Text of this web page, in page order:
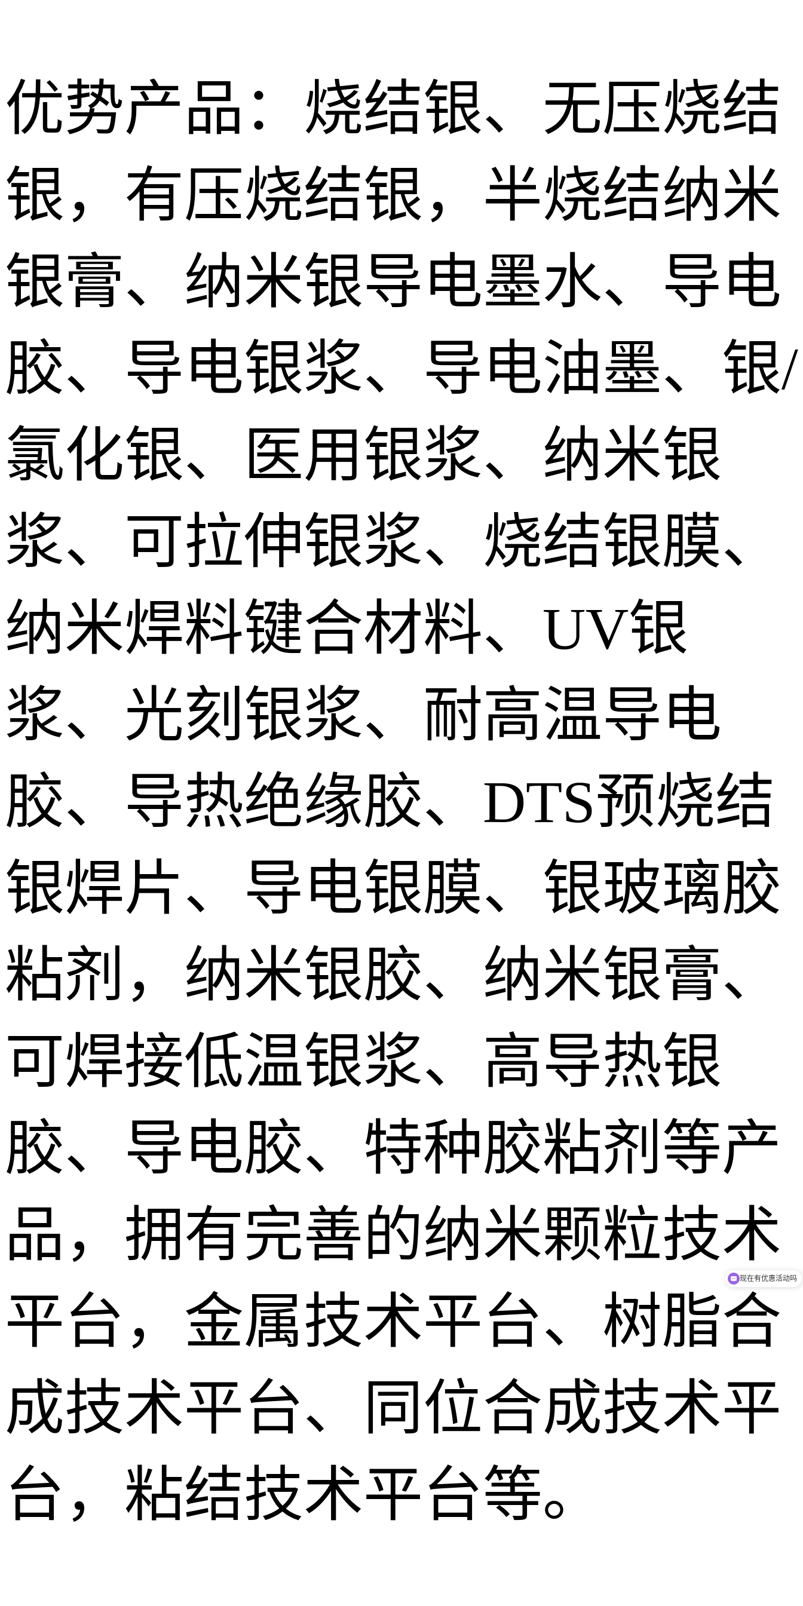
优势产品：烧结银、无压烧结
银，有压烧结银，半烧结纳米
银膏、纳米银导电墨水、导电
胶、导电银浆、导电油墨、银/
氯化银、医用银浆、纳米银
浆、可拉伸银浆、烧结银膜、
纳米焊料键合材料、UV银
浆、光刻银浆、耐高温导电
胶、导热绝缘胶、DTS预烧结
银焊片、导电银膜、银玻璃胶
粘剂，纳米银胶、纳米银膏、
可焊接低温银浆、高导热银
胶、导电胶、特种胶粘剂等产
品，拥有完善的纳米颗粒技术
平台，金属技术平台、树脂合
成技术平台、同位合成技术平
台，粘结技术平台等。
现在有优惠活动吗